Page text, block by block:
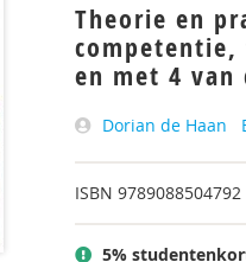
Theorie en
competentie,
en met 4 van
Dorian de Haan
ISBN 9789088504792
5%